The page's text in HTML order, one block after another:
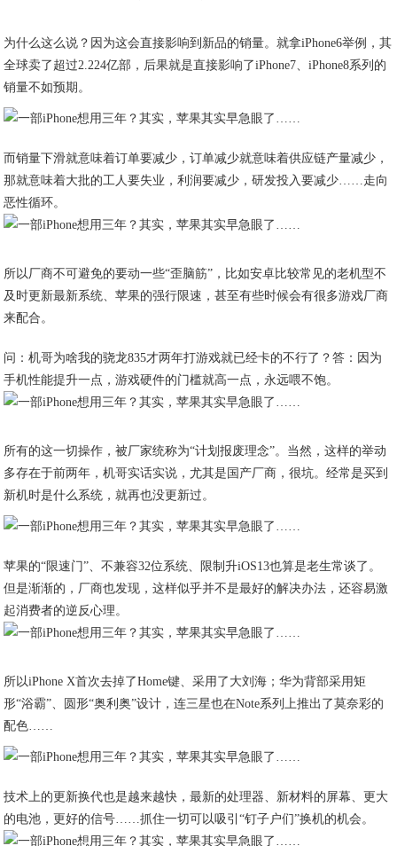
为什么这么说？因为这会直接影响到新品的销量。就拿iPhone6举例，其
全球卖了超过2.224亿部，后果就是直接影响了iPhone7、iPhone8系列的
销量不如预期。
而销量下滑就意味着订单要减少，订单减少就意味着供应链产量减少，
那就意味着大批的工人要失业，利润要减少，研发投入要减少……走向
恶性循环。
所以厂商不可避免的要动一些“歪脑筋”，比如安卓比较常见的老机型不
及时更新最新系统、苹果的强行限速，甚至有些时候会有很多游戏厂商
来配合。
问：机哥为啥我的骁龙835才两年打游戏就已经卡的不行了？答：因为
手机性能提升一点，游戏硬件的门槛就高一点，永远喂不饱。
所有的这一切操作，被厂家统称为“计划报废理念”。当然，这样的举动
多存在于前两年，机哥实话实说，尤其是国产厂商，很坑。经常是买到
新机时是什么系统，就再也没更新过。
苹果的“限速门”、不兼容32位系统、限制升iOS13也算是老生常谈了。
但是渐渐的，厂商也发现，这样似乎并不是最好的解决办法，还容易激
起消费者的逆反心理。
所以iPhone X首次去掉了Home键、采用了大刘海；华为背部采用矩
形“浴霸”、圆形“奥利奥”设计，连三星也在Note系列上推出了莫奈彩的
配色……
技术上的更新换代也是越来越快，最新的处理器、新材料的屏幕、更大
的电池，更好的信号……抓住一切可以吸引“钉子户们”换机的机会。